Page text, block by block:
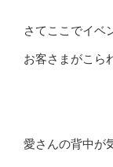
さてここでイベ
お客さまがこら
愛さんの背中が